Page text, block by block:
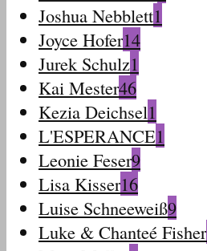
Joshua Nebblett1
Joyce Hofer14
Jurek Schulz1
Kai Mester46
Kezia Deichsel1
L'ESPERANCE1
Leonie Feser9
Lisa Kisser16
Luise Schneeweiß9
Luke & Chanteé Fisher